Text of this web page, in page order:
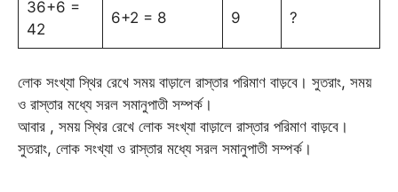
36+6 =
42
6+2 = 8 9 ?
লোক সংখ্যা স্থির রেখে সময় বাড়ালে রাস্তার পরিমাণ বাড়বে। সুতরাং, সময়
ও রাস্তার মধ্যে সরল সমানুপাতী সম্পর্ক।
আবার , সময় স্থির রেখে লোক সংখ্যা বাড়ালে রাস্তার পরিমাণ বাড়বে।
সুতরাং, লোক সংখ্যা ও রাস্তার মধ্যে সরল সমানুপাতী সম্পর্ক।